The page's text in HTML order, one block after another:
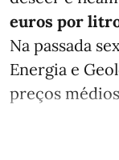
euros por
Na passada
Energia e
preços